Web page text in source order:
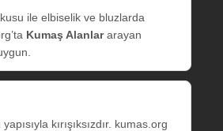
ile elbiselik ve bluzlarda
Kumaş Alanlararayan
kırışıksızdır. kumas.org